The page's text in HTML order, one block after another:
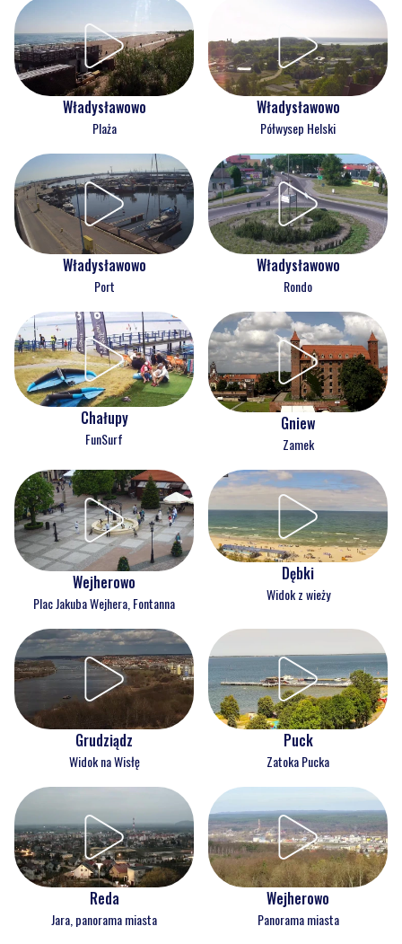
Władysławowo
Plaża
Władysławowo
Półwysep Helski
Władysławowo
Port
Władysławowo
Rondo
Chałupy
FunSurf
Gniew
Zamek
Wejherowo
Plac Jakuba Wejhera, Fontanna
Dębki
Widok z wieży
Grudziądz
Widok na Wisłę
Puck
Zatoka Pucka
Reda
Jara, panorama miasta
Wejherowo
Panorama miasta